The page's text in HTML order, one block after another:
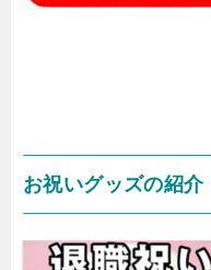
お祝いグッズの紹介